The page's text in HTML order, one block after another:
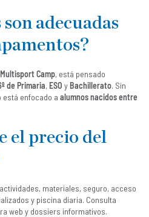
son adecuadas
Camp, está pensado
de Primaria, ESO y Bachillerato. Sin
está enfocado a alumnos nacidos entre
el precio del
materiales, seguro, acceso
y piscina diaria. Consulta
web y dossiers informativos.